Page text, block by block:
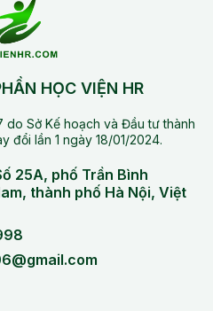
HỌC VIỆN HR
do Sở Kế hoạch và Đầu tư thành
đổi lần 1 ngày 18/01/2024.
25A, phố Trần Bình
thành phố Hà Nội, Việt